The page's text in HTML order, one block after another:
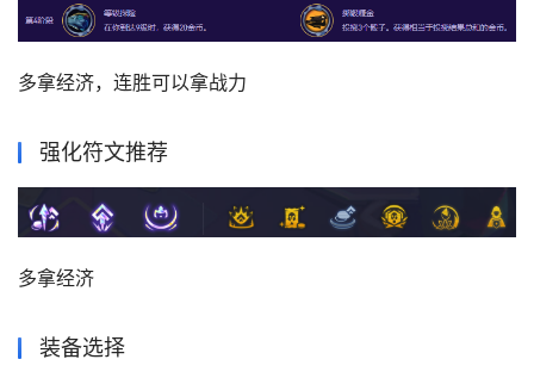
多拿经济，连胜可以拿战力
强化符文推荐
多拿经济
装备选择